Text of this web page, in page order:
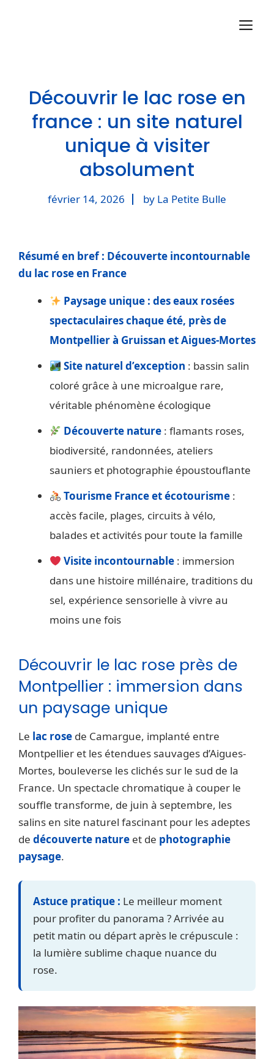
Découvrir le lac rose en
france : un site naturel
unique à visiter
absolument
février 14, 2026 by La Petite Bulle
Résumé en bref : Découverte incontournable
du lac rose en France
Paysage unique : des eaux rosées
spectaculaires chaque été, près de
Montpellier à Gruissan et Aigues-Mortes
Site naturel d’exception : bassin salin
coloré grâce à une microalgue rare,
véritable phénomène écologique
Découverte nature : flamants roses,
biodiversité, randonnées, ateliers
sauniers et photographie époustouflante
Tourisme France et écotourisme :
accès facile, plages, circuits à vélo,
balades et activités pour toute la famille
Visite incontournable : immersion
dans une histoire millénaire, traditions du
sel, expérience sensorielle à vivre au
moins une fois
Découvrir le lac rose près de
Montpellier : immersion dans
un paysage unique
Le lac rose de Camargue, implanté entre
Montpellier et les étendues sauvages d’Aigues-
Mortes, bouleverse les clichés sur le sud de la
France. Un spectacle chromatique à couper le
souffle transforme, de juin à septembre, les
salins en site naturel fascinant pour les adeptes
de découverte nature et de photographie
paysage.
Astuce pratique : Le meilleur moment
pour profiter du panorama ? Arrivée au
petit matin ou départ après le crépuscule :
la lumière sublime chaque nuance du
rose.